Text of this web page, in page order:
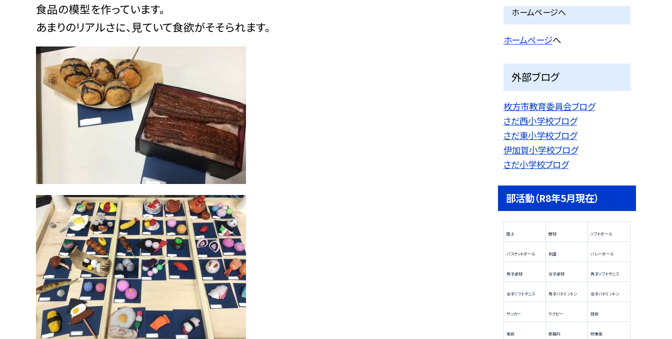
食品の模型を作っています。
あまりのリアルさに、見ていて食欲がそそられます。
ホームページへ
ホームページへ
外部ブログ
枚方市教育委員会ブログ
さだ西小学校ブログ
さだ東小学校ブログ
伊加賀小学校ブログ
さだ小学校ブログ
部活動（R8年5月現在）
陸上 野球 ソフトボール
バスケットボール 剣道 バレーボール
男子卓球 女子卓球 男子ソフトテニス
女子ソフトテニス 男子バドミントン 女子バドミントン
サッカー ラグビー 技術
美術 家庭科 吹奏楽